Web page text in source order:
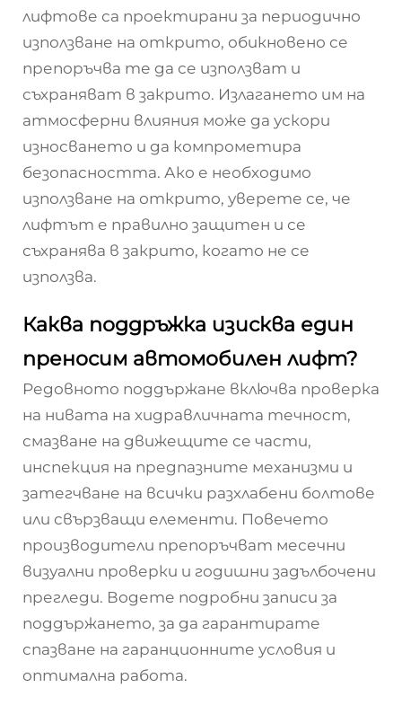
лифтове са проектирани за периодично
използване на открито, обикновено се
препоръчва те да се използват и
съхраняват в закрито. Излагането им на
атмосферни влияния може да ускори
износването и да компрометира
безопасността. Ако е необходимо
използване на открито, уверете се, че
лифтът е правилно защитен и се
съхранява в закрито, когато не се
използва.
Каква поддръжка изисква един
преносим автомобилен лифт?
Редовното поддържане включва проверка
на нивата на хидравличната течност,
смазване на движещите се части,
инспекция на предпазните механизми и
затегчване на всички разхлабени болтове
или свързващи елементи. Повечето
производители препоръчват месечни
визуални проверки и годишни задълбочени
прегледи. Водете подробни записи за
поддържането, за да гарантирате
спазване на гаранционните условия и
оптимална работа.